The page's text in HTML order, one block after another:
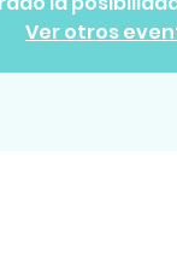
Ver otros